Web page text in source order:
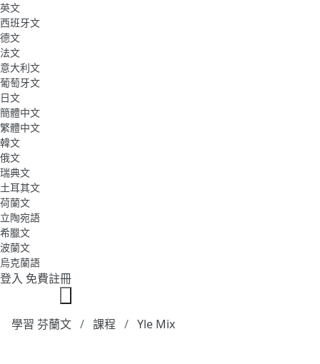
英文
西班牙文
德文
法文
意大利文
葡萄牙文
日文
簡體中文
繁體中文
韓文
俄文
瑞典文
土耳其文
荷蘭文
立陶宛語
希臘文
波蘭文
烏克蘭語
登入 免費註冊
學習 芬蘭文 課程 Yle Mix